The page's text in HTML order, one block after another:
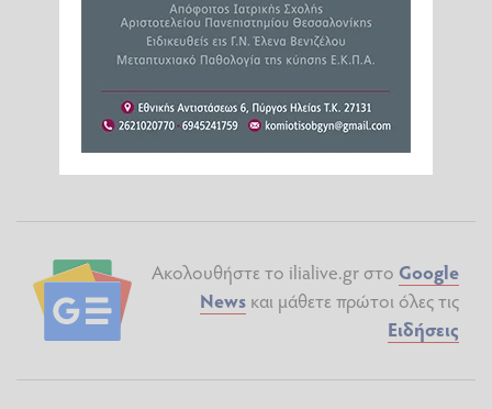
Ακολουθήστε το ilialive.gr στο Google
News και μάθετε πρώτοι όλες τις
Ειδήσεις